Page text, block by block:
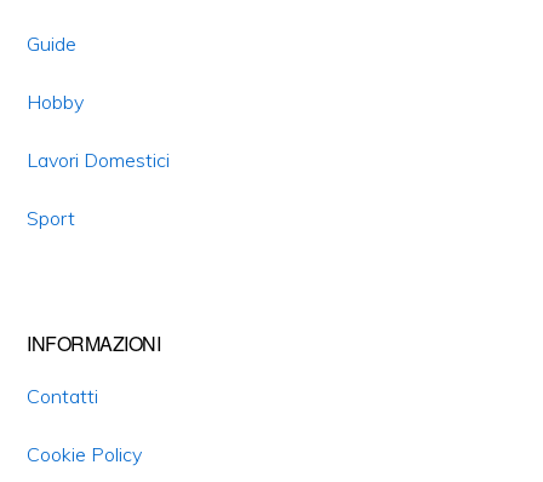
Guide
Hobby
Lavori Domestici
Sport
INFORMAZIONI
Contatti
Cookie Policy